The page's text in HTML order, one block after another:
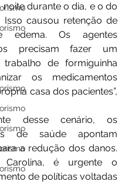
durante o dia, e o do
Isso causou retenção de
edema. Os agentes
precisam fazer um
trabalho de formiguinha
os medicamentos
casa dos pacientes”,
de saúde apontam
a redução dos danos.
Carolina, é urgente o
de políticas voltadas